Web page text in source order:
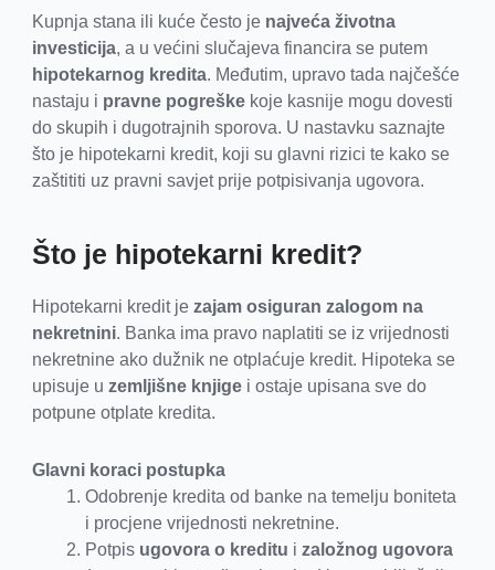
Kupnja stana ili kuće često je najveća životna
investicija, a u većini slučajeva financira se putem
hipotekarnog kredita. Međutim, upravo tada najčešće
nastaju i pravne pogreškekoje kasnije mogu dovesti
do skupih i dugotrajnih sporova. U nastavku saznajte
što je hipotekarni kredit, koji su glavni rizici te kako se
zaštititi uz pravni savjet prije potpisivanja ugovora.
Što je hipotekarni kredit?
Hipotekarni kredit je zajam osiguran zalogom na
nekretnini. Banka ima pravo naplatiti se iz vrijednosti
nekretnine ako dužnik ne otplaćuje kredit. Hipoteka se
upisuje u zemljišne knjigei ostaje upisana sve do
potpune otplate kredita.
Glavni koraci postupka
Odobrenje kredita od banke na temelju boniteta
i procjene vrijednosti nekretnine.
Potpis ugovora o kreditu i založnog ugovora